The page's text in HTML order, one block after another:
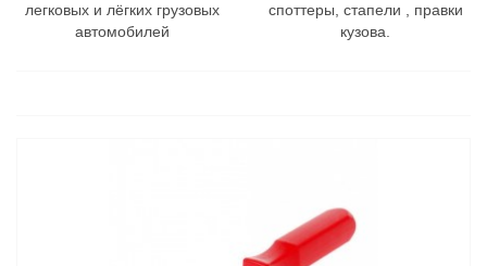
легковых и лёгких грузовых
автомобилей
споттеры, стапели , правки
кузова.